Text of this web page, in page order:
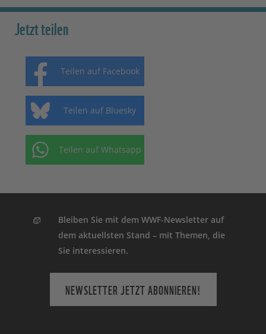
Jetzt teilen
Teilen auf Facebook
Teilen auf Bluesky
Teilen auf Whatsapp
Bleiben Sie mit dem WWF-Newsletter auf
dem aktuellsten Stand – mit Themen, die
Sie interessieren.
NEWSLETTER JETZT ABONNIEREN!